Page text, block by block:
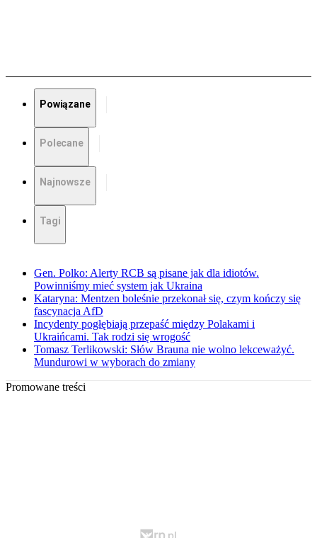
Powiązane
Polecane
Najnowsze
Tagi
Gen. Polko: Alerty RCB są pisane jak dla idiotów.
Powinniśmy mieć system jak Ukraina
Kataryna: Mentzen boleśnie przekonał się, czym kończy się
fascynacja AfD
Incydenty pogłębiają przepaść między Polakami i
Ukraińcami. Tak rodzi się wrogość
Tomasz Terlikowski: Słów Brauna nie wolno lekceważyć.
Mundurowi w wyborach do zmiany
Promowane treści